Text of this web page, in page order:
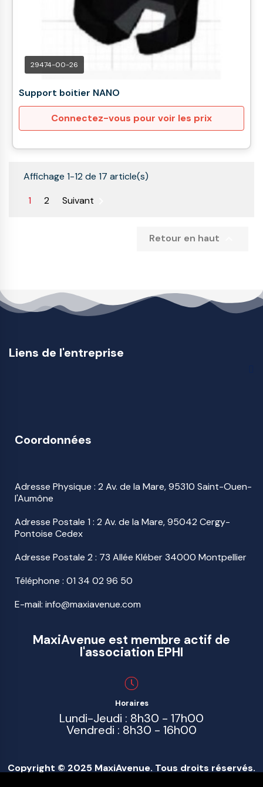
29474-00-26
Support boitier NANO
Connectez-vous pour voir les prix
Affichage 1-12 de 17 article(s)
1
2 Suivant
Retour en haut
Liens de l'entreprise
Coordonnées
Adresse Physique : 2 Av. de la Mare, 95310 Saint-Ouen-
l'Aumône
Adresse Postale 1 : 2 Av. de la Mare, 95042 Cergy-
Pontoise Cedex
Adresse Postale 2 : 73 Allée Kléber 34000 Montpellier
Téléphone : 01 34 02 96 50
E-mail: info@maxiavenue.com
MaxiAvenue est membre actif de
l'association EPHI
Horaires
Lundi-Jeudi : 8h30 - 17h00
Vendredi : 8h30 - 16h00
Copyright © 2025 MaxiAvenue. Tous droits réservés.